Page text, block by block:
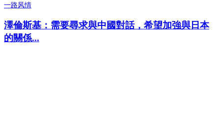
一路风情
澤倫斯基：需要尋求與中國對話，希望加強與日本
的關係...